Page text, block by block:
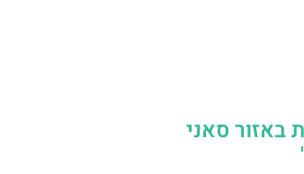
באזור סאני